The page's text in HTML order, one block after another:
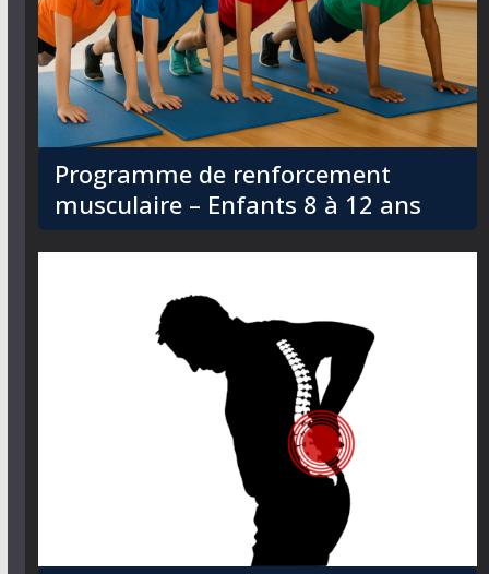
Programme de renforcement
musculaire – Enfants 8 à 12 ans